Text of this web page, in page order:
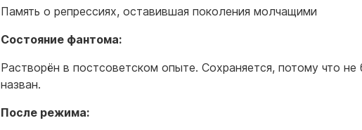
Память о репрессиях, оставившая поколения молчащими
Состояние фантома:
Растворён в постсоветском опыте. Сохраняется, потому что не
назван.
После режима: